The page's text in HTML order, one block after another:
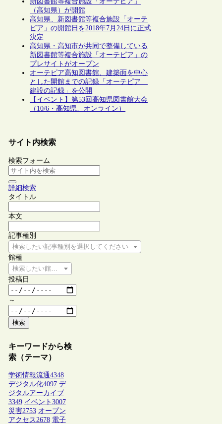
（高知県）が開館
高知県、新図書館等複合施設「オーテ
ピア」の開館日を2018年7月24日に正式
決定
高知県・高知市が共同で整備している
新図書館等複合施設「オーテピア」の
プレサイトがオープン
オーテピア高知図書館、建築面を中心
とした開館までの記録「オーテピア
建設の記録」を公開
【イベント】第53回高知県図書館大会
（10/6・高知県、オンライン）
サイト内検索
検索フォーム
詳細検索
タイトル
本文
記事種別
検索したい記事種別を選択してください
館種
検索したい館種を選択してください
投稿日
～
検索
キーワードから検
索（テーマ）
学術情報流通4348
デジタル化4097 デ
ジタルアーカイブ
3349 イベント 3007
災害2753 オープン
アクセス2678 電子